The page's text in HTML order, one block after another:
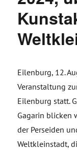
Eilenburg, 12.
Veranstaltung
Eilenburg statt.
Gagarin blicken
der Perseiden
Weltkleinstadt,